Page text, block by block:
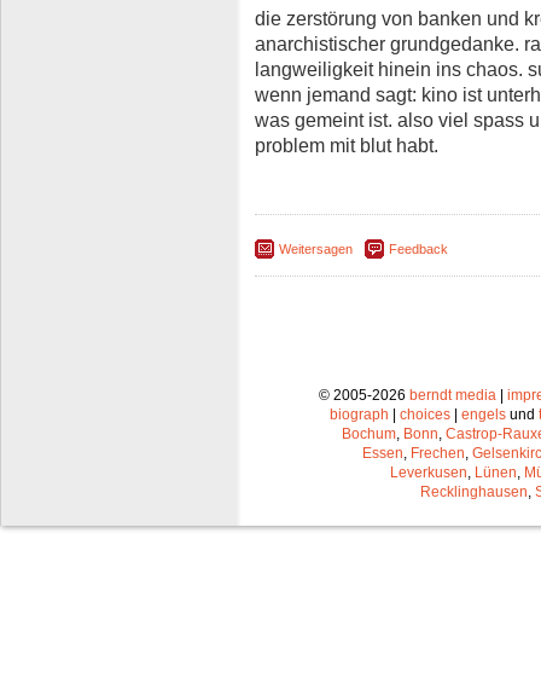
die zerstörung von banken und
anarchistischer grundgedanke.
langweiligkeit hinein ins chaos.
wenn jemand sagt: kino ist
was gemeint ist. also viel spass
problem mit blut habt.
Weitersagen Feedback
© 2005-2026 berndt media|
biograph
choices engels und
Bochum, Bonn, Castrop-
Essen, Frechen,
Leverkusen, Lünen,
Recklinghausen,